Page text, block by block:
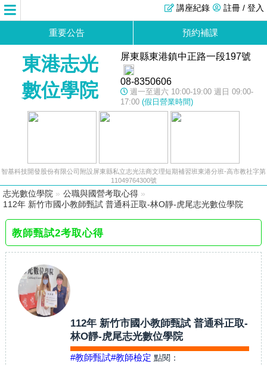
註冊 / 登入
講座紀錄
重要公告 預約補課
東港志光
數位學院
屏東縣東港鎮中正路一段197號
08-8350606
週一至週六 10:00-19:00 週日 09:00-
17:00 (假日營業時間)
智基科技開發股份有限公司附設屏東縣私立志光法商文理短期補習班東港分班-高市教社字第
11049764300號
志光數位學院 » 公職與國營考取心得 »
112年 新竹市國小教師甄試 普通科正取-林O靜-虎尾志光數位學院
教師甄試2考取心得
112年 新竹市國小教師甄試 普通科正取-
林O靜-虎尾志光數位學院
#教師甄試#教師檢定 點閱：